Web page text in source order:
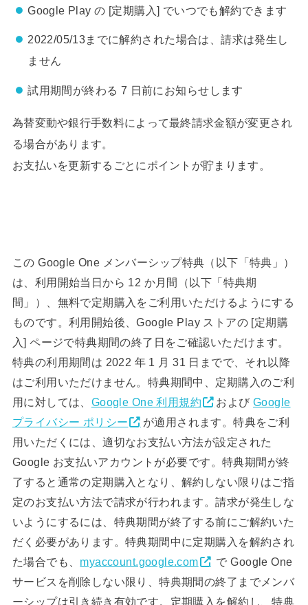
Google Play の [定期購入] でいつでも解約できます
2022/05/13までに解約された場合は、請求は発生し
ません
試用期間が終わる 7 日前にお知らせします
為替変動や銀行手数料によって最終請求金額が変更され
る場合があります。
お支払いを更新するごとにポイントが貯まります。
この Google One メンバーシップ特典（以下「特典」）
は、利用開始当日から 12 か月間（以下「特典期
間」）、無料で定期購入をご利用いただけるようにする
ものです。利用開始後、Google Play ストアの [定期購
入] ページで特典期間の終了日をご確認いただけます。
特典の利用期間は 2022 年 1 月 31 日までで、それ以降
はご利用いただけません。特典期間中、定期購入のご利
用に対しては、 Google One 利用規約 およびGoogle
プライバシー ポリシー
が適用されます。特典をご利
用いただくには、適切なお支払い方法が設定された
Google お支払いアカウントが必要です。特典期間が終
了すると通常の定期購入となり、解約しない限りはご指
定のお支払い方法で請求が行われます。請求が発生しな
いようにするには、特典期間が終了する前にご解約いた
だく必要があります。特典期間中に定期購入を解約され
た場合でも、 myaccount.google.com
で Google One
サービスを削除しない限り、特典期間の終了までメンバ
ーシップは引き続き有効です。定期購入を解約し、特典